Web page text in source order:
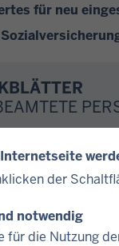
der
notwendig
für die Nutzung
für neu
für
Zeiten